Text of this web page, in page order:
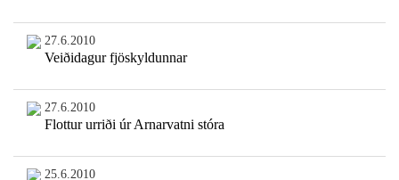
27.6.2010
Veiðidagur fjöskyldunnar
27.6.2010
Flottur urriði úr Arnarvatni stóra
25.6.2010